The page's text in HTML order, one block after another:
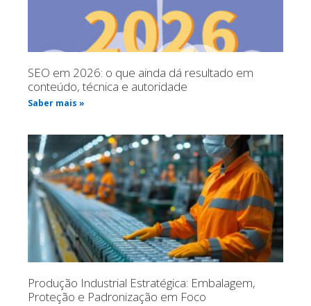
SEO em 2026: o que ainda dá resultado em
conteúdo, técnica e autoridade
Saber mais »
Produção Industrial Estratégica: Embalagem,
Proteção e Padronização em Foco